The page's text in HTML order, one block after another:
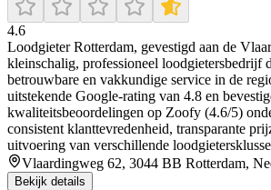
4.6
Loodgieter Rotterdam, gevestigd aan de
kleinschalig, professioneel loodgietersbedrijf
betrouwbare en vakkundige service in de
uitstekende Google-rating van 4.8 en
kwaliteitsbeoordelingen op Zoofy (4.6/5)
consistent klanttevredenheid, transparante
uitvoering van verschillende
Vlaardingweg 62, 3044 BB Rotterdam,
Bekijk details